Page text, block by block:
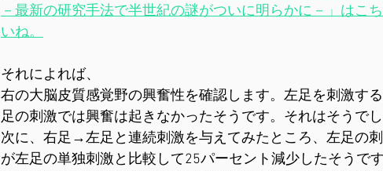
－最新の研究手法で半世紀の謎がついに明らかに－」はこ
いね。
それによれば、
右の大脳皮質感覚野の興奮性を確認します。左足を刺激す
足の刺激では興奮は起きなかったそうです。それはそうでし
次に、右足→左足と連続刺激を与えてみたところ、左足の
が左足の単独刺激と比較して25パーセント減少したそうです